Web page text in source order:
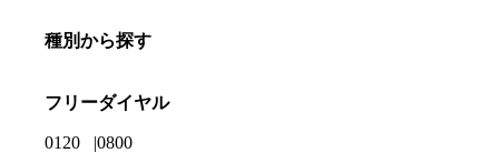
種別から探す
フリーダイヤル
0120 0800